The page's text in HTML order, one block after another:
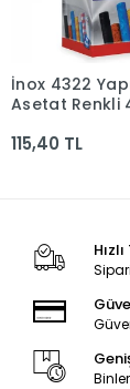
İnox 4322
115,40 TL